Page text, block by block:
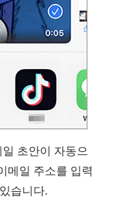
초안이 자동으
메일 주소를 입력
습니다.